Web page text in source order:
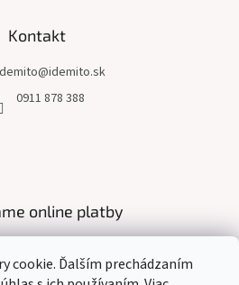
cookie. Ďalším prechádzaním
Kontakt
@idemito.sk
0911 878 388
online platby